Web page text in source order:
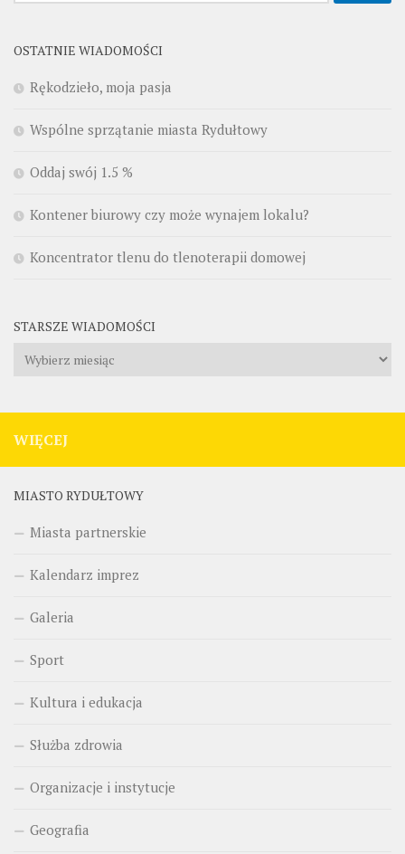
OSTATNIE WIADOMOŚCI
Rękodzieło, moja pasja
Wspólne sprzątanie miasta Rydułtowy
Oddaj swój 1.5 %
Kontener biurowy czy może wynajem lokalu?
Koncentrator tlenu do tlenoterapii domowej
STARSZE WIADOMOŚCI
Starsze
WIĘCEJ
MIASTO RYDUŁTOWY
Miasta partnerskie
Kalendarz imprez
Galeria
Sport
Kultura i edukacja
Służba zdrowia
Organizacje i instytucje
Geografia